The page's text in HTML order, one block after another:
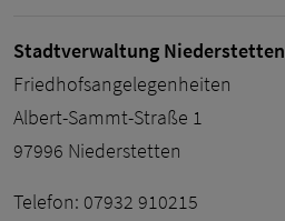
Stadtverwaltung Niederstetten
Friedhofsangelegenheiten
Albert-Sammt-Straße 1
97996 Niederstetten
Telefon: 07932 910215